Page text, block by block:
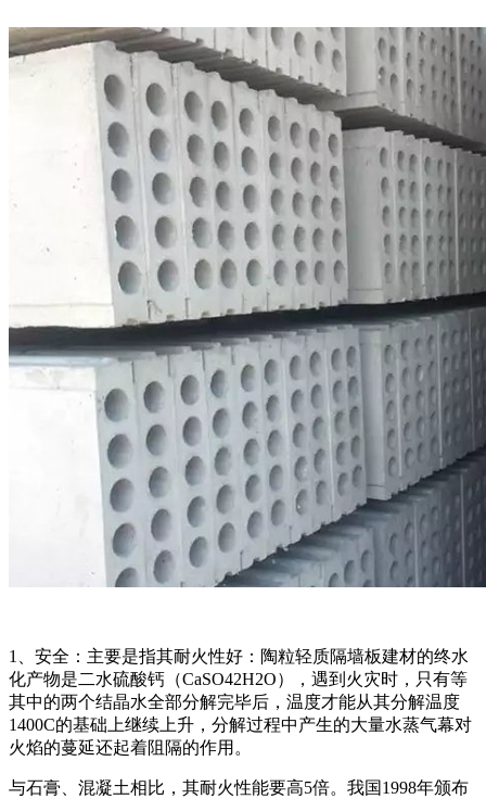
1、安全：主要是指其耐火性好：陶粒轻质隔墙板建材的终水
化产物是二水硫酸钙（CaSO42H2O），遇到火灾时，只有等
其中的两个结晶水全部分解完毕后，温度才能从其分解温度
1400C的基础上继续上升，分解过程中产生的大量水蒸气幕对
火焰的蔓延还起着阻隔的作用。
与石膏、混凝土相比，其耐火性能要高5倍。我国1998年颁布